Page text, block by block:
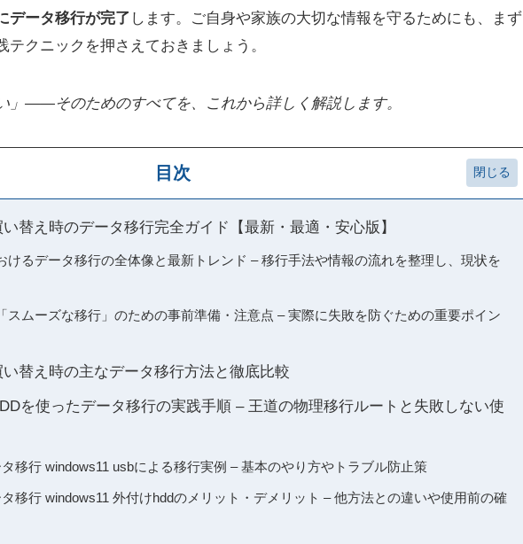
データ移行が完了 します。ご自身や家族の大切な情報を守るためにも、まず
クニックを押さえておきましょう。
」――そのためのすべてを、これから詳しく解説します。
目次
替え時のデータ移行完全ガイド【最新・最適・安心版】
けるデータ移行の全体像と最新トレンド – 移行手法や情報の流れを整理し、現状を
スムーズな移行」のための事前準備・注意点 – 実際に失敗を防ぐための重要ポイン
替え時の主なデータ移行方法と徹底比較
を使ったデータ移行の実践手順 – 王道の物理移行ルートと失敗しない使
移行 windows11 usbによる移行実例 – 基本のやり方やトラブル防止策
移行 windows11 外付けhddのメリット・デメリット – 他方法との違いや使用前の確